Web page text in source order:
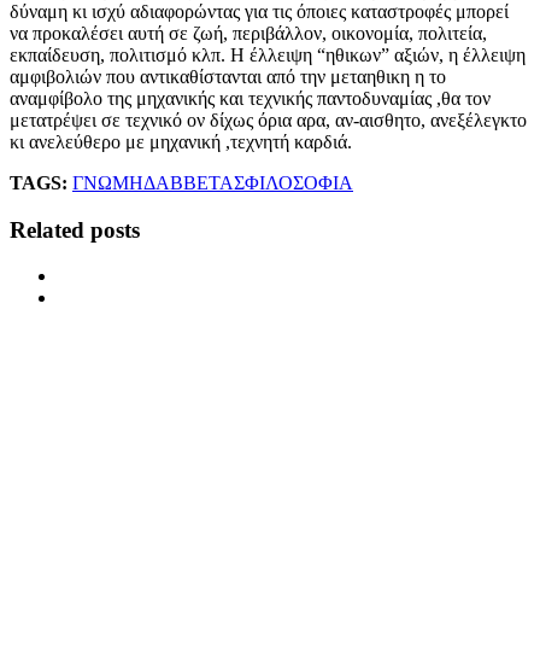
δύναμη κι ισχύ αδιαφορώντας για τις όποιες καταστροφές μπορεί
να προκαλέσει αυτή σε ζωή, περιβάλλον, οικονομία, πολιτεία,
εκπαίδευση, πολιτισμό κλπ. Η έλλειψη “ηθικων” αξιών, η έλλειψη
αμφιβολιών που αντικαθίστανται από την μεταηθικη η το
αναμφίβολο της μηχανικής και τεχνικής παντοδυναμίας ,θα τον
μετατρέψει σε τεχνικό ον δίχως όρια αρα, αν-αισθητο, ανεξέλεγκτο
κι ανελεύθερο με μηχανική ,τεχνητή καρδιά.
TAGS: ΓΝΩΜΗΔΑΒΒΕΤΑΣΦΙΛΟΣΟΦΙΑ
Related posts